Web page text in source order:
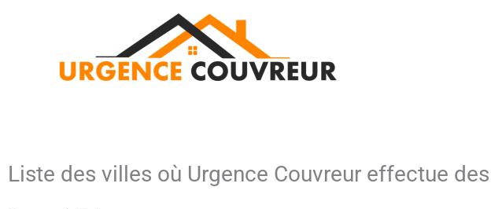
Liste des villes où Urgence Couvreur effectue